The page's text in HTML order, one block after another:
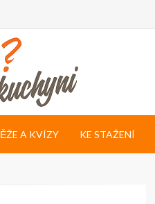
A KVÍZY KE STAŽENÍ